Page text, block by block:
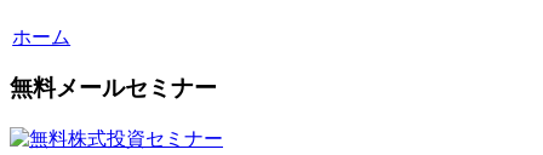
ホーム
無料メールセミナー